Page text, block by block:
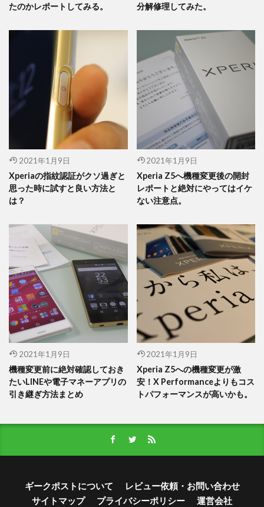
たのかレポートしてみる。
分解修理してみた。
2021年1月9日
Xperiaの指紋認証がクソ過ぎと
思った時に試すと良い方法と
は？
2021年1月9日
Xperia Z5へ機種変更後の開封
レポートと絶対にやってはイケ
ない注意点。
2021年1月9日
機種変更前に絶対確認しておき
たいLINEや電子マネーアプリの
引き継ぎ方法まとめ
2021年1月9日
Xperia Z5への機種変更が激
安！X Performanceよりもコス
トパフォーマンスが高いかも。
ギークポストについて
レビュー依頼・お問い合わせ
サイトマップ
プライバシーポリシー 運営会社